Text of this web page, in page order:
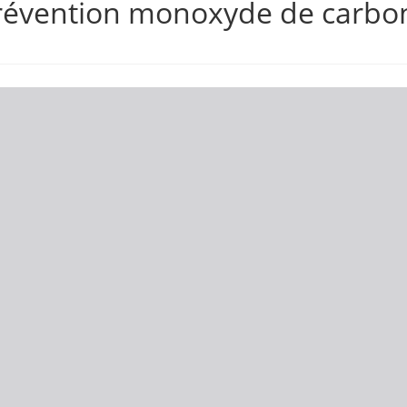
monoxyde de